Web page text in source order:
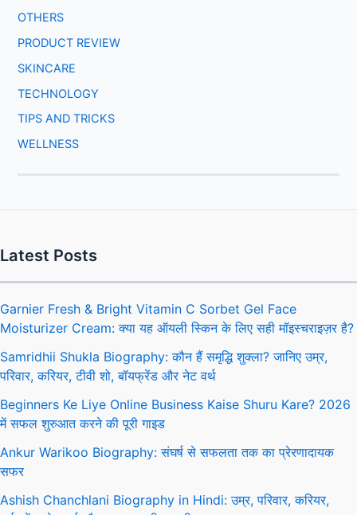
OTHERS
PRODUCT REVIEW
SKINCARE
TECHNOLOGY
TIPS AND TRICKS
WELLNESS
Latest Posts
Garnier Fresh & Bright Vitamin C Sorbet Gel Face
Moisturizer Cream: क्या यह ऑयली स्किन के लिए सही मॉइस्चराइज़र है?
Samridhii Shukla Biography: कौन हैं समृद्धि शुक्ला? जानिए उम्र,
परिवार, करियर, टीवी शो, बॉयफ्रेंड और नेट वर्थ
Beginners Ke Liye Online Business Kaise Shuru Kare? 2026
में सफल शुरुआत करने की पूरी गाइड
Ankur Warikoo Biography: संघर्ष से सफलता तक का प्रेरणादायक
सफर
Ashish Chanchlani Biography in Hindi: उम्र, परिवार, करियर,